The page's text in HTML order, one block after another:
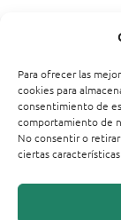
Para ofrecer las
cookies para
consentimiento de
comportamiento de
No consentir o
ciertas